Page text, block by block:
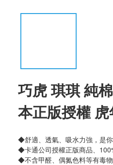
巧虎 琪琪 純
本正版授權
◆舒適、透氣、吸水力強，是
◆卡通公司授權正版商品、
◆不含甲醛、偶氮色料等有毒